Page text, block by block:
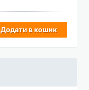
Додати в кошик